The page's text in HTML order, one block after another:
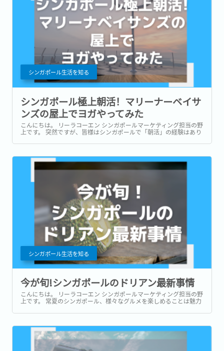
シンガポール生活を知る
シンガポール極上朝活！マリーナーベイサ
ンズの屋上でヨガやってみた
こんにちは。 リーラコーエン シンガポールマーケティング担当の野
上です。 突然ですが、皆様はシンガポールで「朝活」の経験はあり
茶をする、趣味に没頭する、など様々あるかと思いますが、いずれ
シンガポール生活を知る
今が旬!シンガポールのドリアン最新事情
こんにちは。 リーラコーエン シンガポールマーケティング担当の野
上です。 常夏のシンガポール、様々なグルメを楽しめることは魅力
るというのも良いですよね！...